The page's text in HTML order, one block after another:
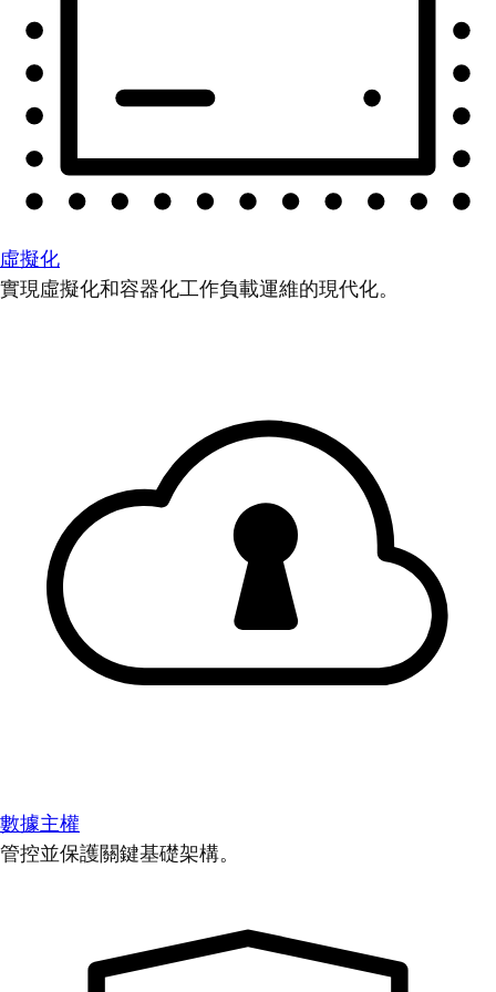
虛擬化
實現虛擬化和容器化工作負載運維的現代化。
數據主權
管控並保護關鍵基礎架構。